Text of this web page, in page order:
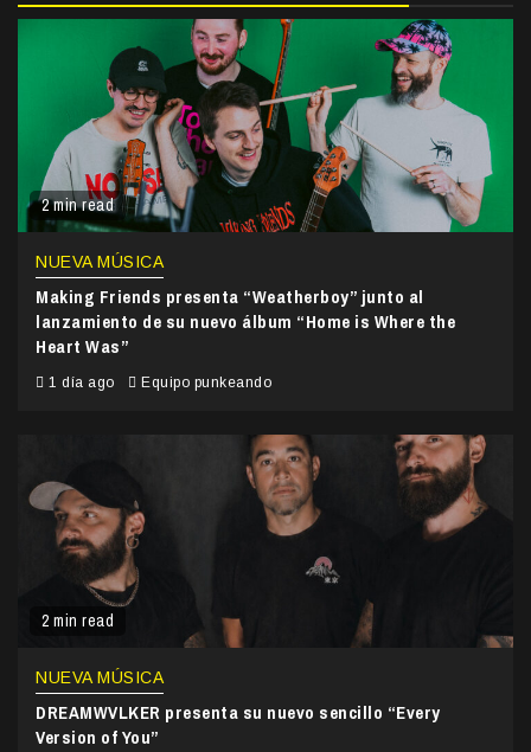
2 min read
NUEVA MÚSICA
Making Friends presenta “Weatherboy” junto al
lanzamiento de su nuevo álbum “Home is Where the
Heart Was”
1 día ago Equipo punkeando
2 min read
NUEVA MÚSICA
DREAMWVLKER presenta su nuevo sencillo “Every
Version of You”